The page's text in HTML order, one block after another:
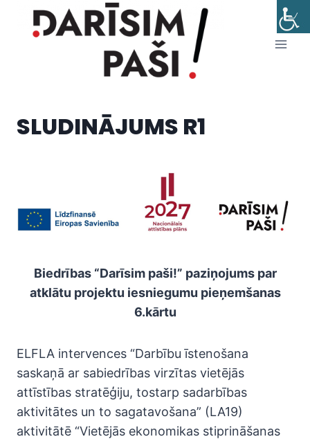
SLUDINĀJUMS R1
Biedrības “Darīsim paši!” paziņojums par
atklātu projektu iesniegumu pieņemšanas
6.kārtu
ELFLA intervences “Darbību īstenošana
saskaņā ar sabiedrības virzītas vietējās
attīstības stratēģiju, tostarp sadarbības
aktivitātes un to sagatavošana” (LA19)
aktivitātē “Vietējās ekonomikas stiprināšanas